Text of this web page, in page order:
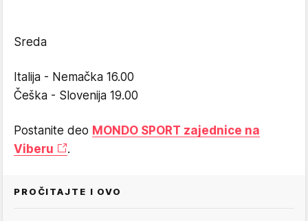
Sreda
Italija - Nemačka 16.00
Češka - Slovenija 19.00
Postanite deo MONDO SPORT zajednice na
Viberu
.
PROČITAJTE I OVO